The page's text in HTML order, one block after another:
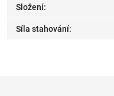
Složení:
Síla stahování: